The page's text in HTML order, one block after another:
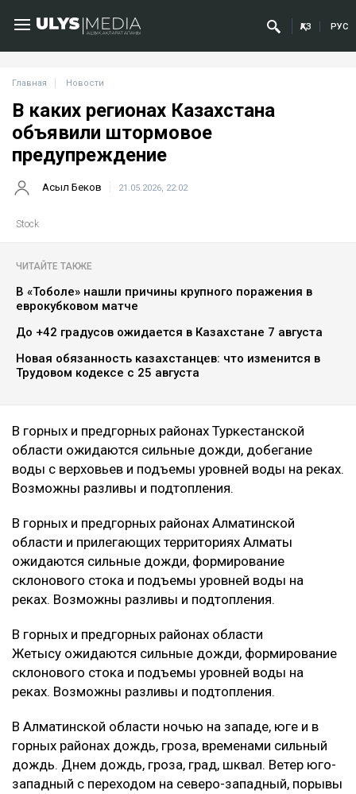
ҚАЗ РУС
Главная Новости
В каких регионах Казахстана
объявили штормовое
предупреждение
Асыл Беков 21.05.2026, 22:02
Stock
ЧИТАЙТЕ ТАКЖЕ
В «Тоболе» нашли причины крупного поражения в
еврокубковом матче
До +42 градусов ожидается в Казахстане 7 августа
Новая обязанность казахстанцев: что изменится в
Трудовом кодексе с 25 августа
В горных и предгорных районах Туркестанской
области ожидаются сильные дожди, добегание
воды с верховьев и подъемы уровней воды на реках.
Возможны разливы и подтопления.
В горных и предгорных районах Алматинской
области и прилегающих территориях Алматы
ожидаются сильные дожди, формирование
склонового стока и подъемы уровней воды на
реках. Возможны разливы и подтопления.
В горных и предгорных районах области
Жетысу ожидаются сильные дожди, формирование
склонового стока и подъемы уровней воды на
реках. Возможны разливы и подтопления.
В Алматинской области ночью на западе, юге и в
горных районах дождь, гроза, временами сильный
дождь. Днем дождь, гроза, град, шквал. Ветер юго-
западный с переходом на северо-западный, порывы